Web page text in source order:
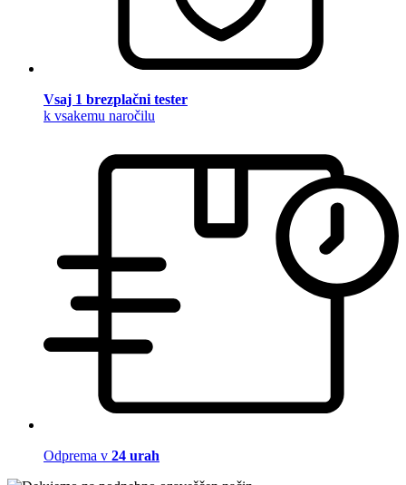
Vsaj 1 brezplačni tester
k vsakemu naročilu
Odprema v 24 urah